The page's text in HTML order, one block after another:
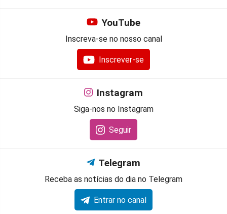
YouTube
Inscreva-se no nosso canal
Inscrever-se
Instagram
Siga-nos no Instagram
Seguir
Telegram
Receba as notícias do dia no Telegram
Entrar no canal